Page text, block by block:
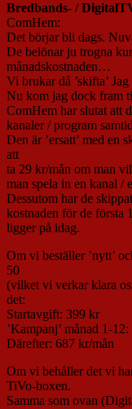
Bredbands- /
ComHem:
Det börjar bli dags.
De belönar ju trogna
månadskostnaden…
Vi brukar då ’skifta’
Nu kom jag dock fram
ComHem har slutat att
kanaler / program
Den är ’ersatt’ med en
att
ta 29 kr/mån om man
man spela in en kanal /
Dessutom har de
kostnaden för de första
ligger på idag.
Om vi beställer ’nytt’
50
(vilket vi verkar klara
det:
Startavgift: 399 kr
’Kampanj’ månad 1-
Därefter: 687 kr/mån
Om vi behåller det vi
TiVo-boxen.
Samma som ovan